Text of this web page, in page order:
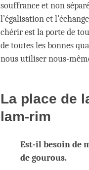
souffrance et non
l’égalisation et
chérir est la porte de
de toutes les bonnes
nous utiliser nous-
La place de
lam-rim
Est-il besoin de
de gourous.